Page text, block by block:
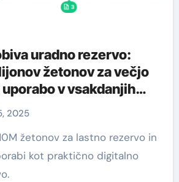
uradno rezervo:
žetonov za večjo
v vsakdanjih
2025
kot praktično digitalno